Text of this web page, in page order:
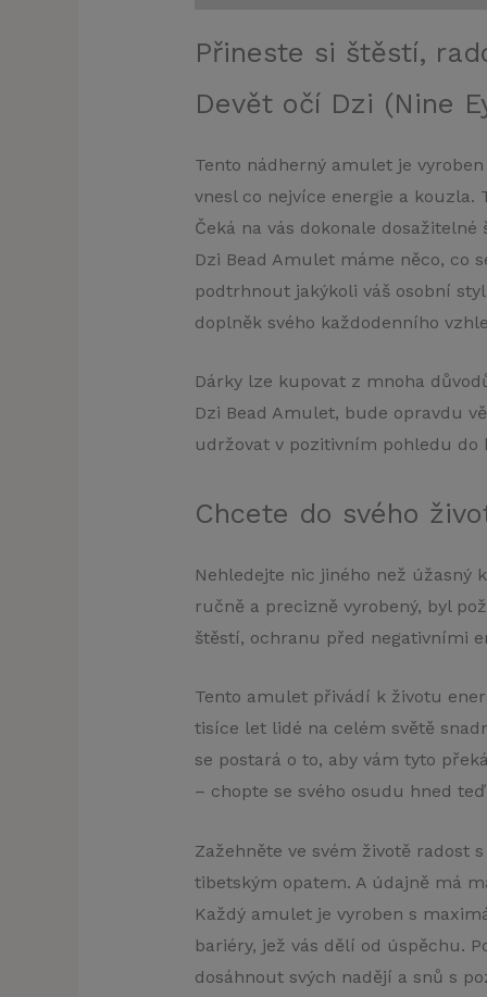
Přineste si štěstí,
Devět očí Dzi (Nine
Tento nádherný amulet je
vnesl co nejvíce energie a
Čeká na vás dokonale
Dzi Bead Amulet máme něco, co
podtrhnout jakýkoli váš osobní
doplněk svého každodenního
Dárky lze kupovat z mnoha
Dzi Bead Amulet, bude opravdu
udržovat v pozitivním pohledu do
Chcete do svého
Nehledejte nic jiného než úžasný
ručně a precizně vyrobený, byl
štěstí, ochranu před negativními
Tento amulet přivádí k životu
tisíce let lidé na celém světě
se postará o to, aby vám tyto
– chopte se svého osudu hned
Zažehněte ve svém životě radost
tibetským opatem. A údajně má
Každý amulet je vyroben s
bariéry, jež vás dělí od úspěchu.
dosáhnout svých nadějí a snů s